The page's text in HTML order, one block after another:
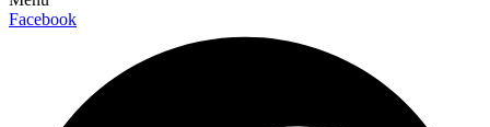
Facebook